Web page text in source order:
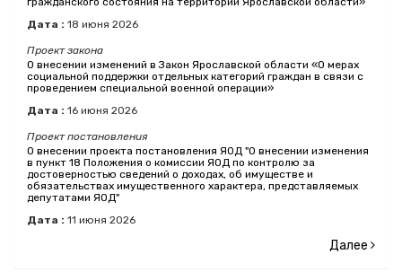
Дата : 18 июня 2026
Проект закона
О внесении изменений в Закон Ярославской области «О мерах
социальной поддержки отдельных категорий граждан в связи с
проведением специальной военной операции»
Дата : 16 июня 2026
Проект постановления
О внесении проекта постановления ЯОД "О внесении изменения
в пункт 18 Положения о комиссии ЯОД по контролю за
достоверностью сведений о доходах, об имуществе и
обязательствах имущественного характера, представляемых
депутатами ЯОД"
Дата : 11 июня 2026
Далее